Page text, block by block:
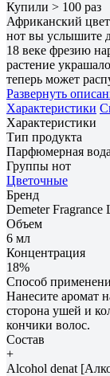
Купили > 100 раз
Африканский
нот вы услышите
18 веке фрезию
растение
теперь может
Развернуть
Характеристики
Характеристики
Тип продукта
Парфюмерная вода
Группы нот
Цветочные
Бренд
Demeter Fragrance
Объем
6 мл
Концентрация
18%
Способ
Нанесите аромат
сторона ушей и
кончики волос.
Состав
+
Alcohol denat